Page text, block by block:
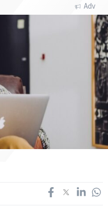
Adv